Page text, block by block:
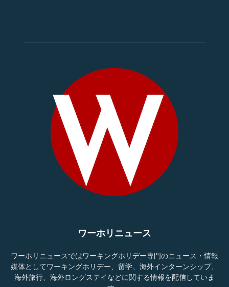
ワーホリニュース
ワーホリニュースではワーキングホリデー専門のニュース・情報
媒体としてワーキングホリデー、留学、海外インターンシップ、
海外旅行、海外ロングステイなどに関する情報を配信していま